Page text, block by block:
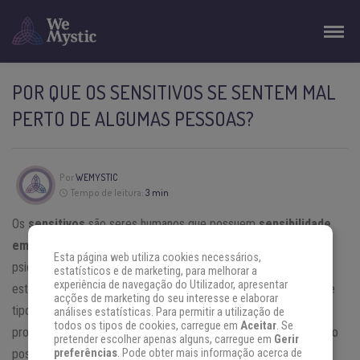
POR QUE OS SENSITIVOS SE SENTEM MAL
PERTO DE ALGUMAS PESSOAS?
PorWEMYSTIC
Tempo de leitura: 3 min
Os sensitivossão seres humanos que possuemsensibilidade
emocional aumentada
psicóloga Dra. Elaine Aron em 1991, que apontou através de
estudos que entre 15% e 20% da população mundial possui esse
tipo de
sensibilidademais aflorada porque os seus cérebros
processam informações sensoriais de forma diferente e por isso
possuem habilidades e emoções expressas de maneira mais
Esta página web utiliza cookies necessários,
estatísticos e de marketing, para melhorar a
experiência de navegação do Utilizador, apresentar
acções de marketing do seu interesse e elaborar
análises estatísticas. Para permitir a utilização de
todos os tipos de cookies, carregue em Aceitar. Se
pretender escolher apenas alguns, carregue em Gerir
preferências. Pode obter mais informação acerca de